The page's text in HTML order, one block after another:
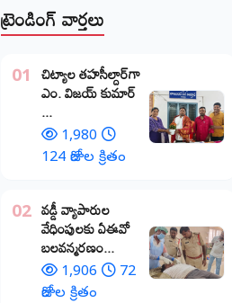
ట్రెండింగ్ వార్తలు
01 ​చిట్యాల తహసీల్దార్‌గా
ఎం. విజయ్ కుమార్
...
1,980
124 రోజుల క్రితం
02 వడ్డీ వ్యాపారుల
వేధింపులకు ఏఈవో
బలవన్మరణం...
1,906
72
రోజుల క్రితం